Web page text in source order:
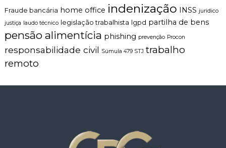
Fraude bancária home office indenização INSS juridico
justiça laudo técnico legislação trabalhista lgpd partilha de bens
pensão alimentícia phishing prevenção Procon
responsabilidade civil Súmula 479 STJ trabalho
remoto